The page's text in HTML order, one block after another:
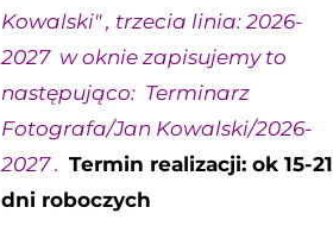
Kowalski" , trzecia linia: 2026-
2027 w oknie zapisujemy to
następująco: Terminarz
Fotografa/Jan Kowalski/2026-
2027 .Termin realizacji: ok 15-21
dni roboczych